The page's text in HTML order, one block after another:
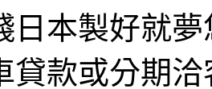
日本製好就
貸款或分期